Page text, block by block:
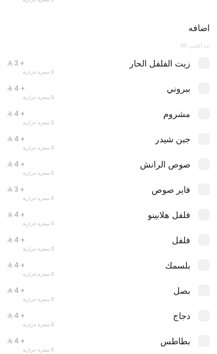
اضافه
حد أقصى 10
زيت الفلفل الحار + ⁨⁦‪‬ 3⁩
0 سعرة حرارية
ببروني + ⁨⁦‪‬ 4⁩
0 سعرة حرارية
مشروم + ⁨⁦‪‬ 4⁩
0 سعرة حرارية
جبن شيدر + ⁨⁦‪‬ 4⁩
0 سعرة حرارية
صوص الرانش + ⁨⁦‪‬ 4⁩
0 سعرة حرارية
فاير صوص + ⁨⁦‪‬ 3⁩
0 سعرة حرارية
فلفل هلابينو + ⁨⁦‪‬ 4⁩
0 سعرة حرارية
فلفل + ⁨⁦‪‬ 4⁩
0 سعرة حرارية
بلسمك + ⁨⁦‪‬ 4⁩
0 سعرة حرارية
بصل + ⁨⁦‪‬ 4⁩
0 سعرة حرارية
دجاج + ⁨⁦‪‬ 4⁩
0 سعرة حرارية
بطاطس + ⁨⁦‪‬ 4⁩
0 سعرة حرارية